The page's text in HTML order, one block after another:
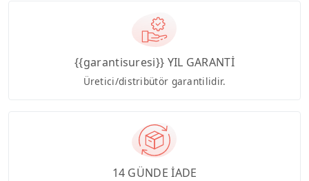
{{garantisuresi}} YIL GARANTİ
Üretici/distribütör garantilidir.
14 GÜNDE İADE